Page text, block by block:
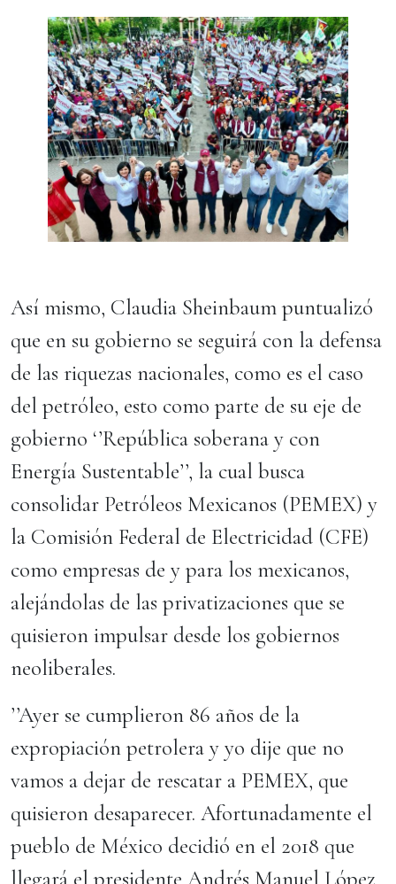
Así mismo, Claudia Sheinbaum puntualizó
que en su gobierno se seguirá con la defensa
de las riquezas nacionales, como es el caso
del petróleo, esto como parte de su eje de
gobierno ‘’República soberana y con
Energía Sustentable’’, la cual busca
consolidar Petróleos Mexicanos (PEMEX) y
la Comisión Federal de Electricidad (CFE)
como empresas de y para los mexicanos,
alejándolas de las privatizaciones que se
quisieron impulsar desde los gobiernos
neoliberales.
’’Ayer se cumplieron 86 años de la
expropiación petrolera y yo dije que no
vamos a dejar de rescatar a PEMEX, que
quisieron desaparecer. Afortunadamente el
pueblo de México decidió en el 2018 que